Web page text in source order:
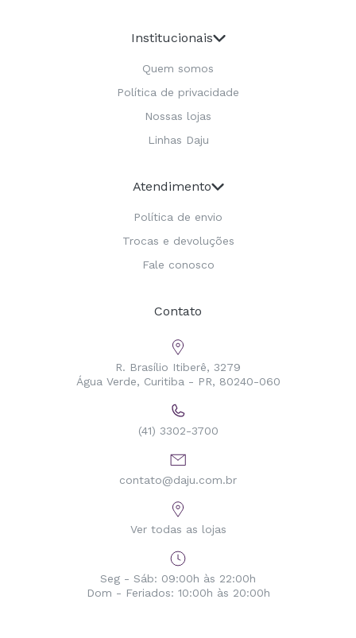
Institucionais
Quem somos
Política de privacidade
Nossas lojas
Linhas Daju
Atendimento
Política de envio
Trocas e devoluções
Fale conosco
Contato
R. Brasílio Itiberê, 3279
Água Verde, Curitiba - PR, 80240-060
(41) 3302-3700
contato@daju.com.br
Ver todas as lojas
Seg - Sáb: 09:00h às 22:00h
Dom - Feriados: 10:00h às 20:00h